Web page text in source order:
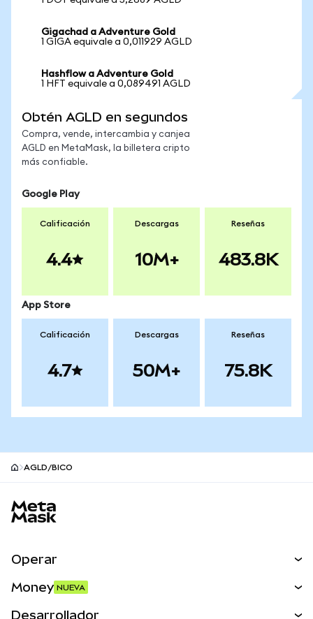
Gigachad a Adventure Gold
1 GIGA equivale a 0,011929 AGLD
Hashflow a Adventure Gold
1 HFT equivale a 0,089491 AGLD
Obtén AGLD en segundos
Compra, vende, intercambia y canjea
AGLD en MetaMask, la billetera cripto
más confiable.
Google Play
Calificación
4.4
Descargas
10M+
Reseñas
483.8K
App Store
Calificación
4.7
Descargas
50M+
Reseñas
75.8K
AGLD/BICO
Operar
Money NUEVA
Desarrollador